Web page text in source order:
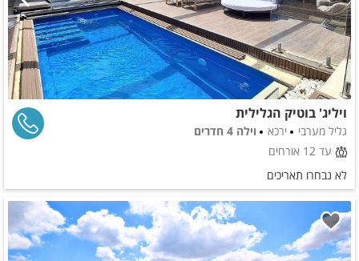
ויליג' בוטיק הגלילית
גליל מערבי ירכא
וילה 4 חדרים
עד 12 אורחים
לא נבחרו תאריכים